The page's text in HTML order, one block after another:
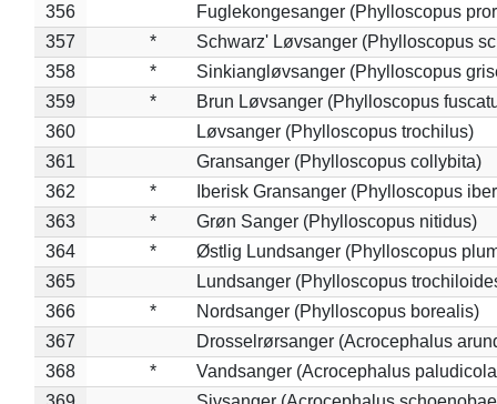
356
Fuglekongesanger (Phylloscopus
357
*
Schwarz' Løvsanger (Phylloscopus
358
*
Sinkiangløvsanger (Phylloscopus
359
*
Brun Løvsanger (Phylloscopus
360
Løvsanger (Phylloscopus trochilus)
361
Gransanger (Phylloscopus collybita)
362
*
Iberisk Gransanger (Phylloscopus
363
*
Grøn Sanger (Phylloscopus nitidus)
364
*
Østlig Lundsanger (Phylloscopus
365
Lundsanger (Phylloscopus
366
*
Nordsanger (Phylloscopus borealis)
367
Drosselrørsanger (Acrocephalus
368
*
Vandsanger (Acrocephalus